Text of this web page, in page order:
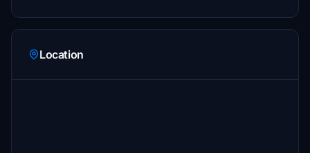
Location